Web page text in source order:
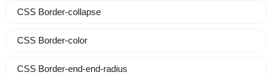
CSS Border-collapse
CSS Border-color
CSS Border-end-end-radius